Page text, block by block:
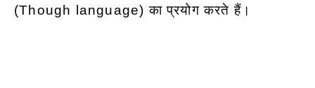
(Though language) का प्रयोग करते हैं।